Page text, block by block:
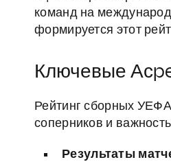
команд на
формируется этот
Ключевые
Рейтинг сборных
соперников и
Результаты